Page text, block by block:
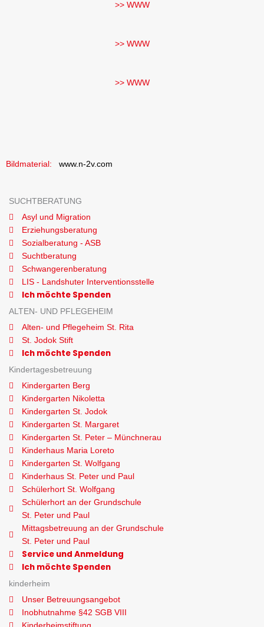
>> WWW
>> WWW
>> WWW
Bildmaterial: www.n-2v.com
SUCHTBERATUNG
Asyl und Migration
Erziehungsberatung
Sozialberatung - ASB
Suchtberatung
Schwangerenberatung
LIS - Landshuter Interventionsstelle
Ich möchte Spenden
ALTEN- UND PFLEGEHEIM
Alten- und Pflegeheim St. Rita
St. Jodok Stift
Ich möchte Spenden
Kindertagesbetreuung
Kindergarten Berg
Kindergarten Nikoletta
Kindergarten St. Jodok
Kindergarten St. Margaret
Kindergarten St. Peter – Münchnerau
Kinderhaus Maria Loreto
Kindergarten St. Wolfgang
Kinderhaus St. Peter und Paul
Schülerhort St. Wolfgang
Schülerhort an der Grundschule
St. Peter und Paul
Mittagsbetreuung an der Grundschule
St. Peter und Paul
Service und Anmeldung
Ich möchte Spenden
kinderheim
Unser Betreuungsangebot
Inobhutnahme §42 SGB VIII